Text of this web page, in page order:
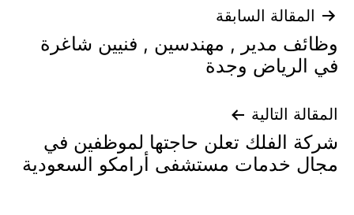
تصفّح
المقالات
المقالة السابقة
وظائف مدير , مهندسين , فنيين شاغرة
في الرياض وجدة
المقالة التالية
شركة الفلك تعلن حاجتها لموظفين في
مجال خدمات مستشفى أرامكو السعودية